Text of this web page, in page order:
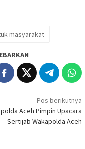
masyarakat
Pos berikutnya
Aceh Pimpin Upacara
Sertijab Wakapolda Aceh